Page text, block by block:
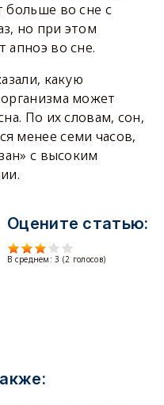
больше во сне с
но при этом
во сне.
какую
может
По их словам, сон,
менее семи часов,
с высоким
Оцените статью:
В среднем:3 (2 голосов)